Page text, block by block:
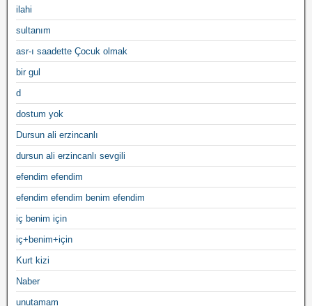
ilahi
sultanım
asr-ı saadette Çocuk olmak
bir gul
d
dostum yok
Dursun ali erzincanlı
dursun ali erzincanlı sevgili
efendim efendim
efendim efendim benim efendim
iç benim için
iç+benim+için
Kurt kizi
Naber
unutamam